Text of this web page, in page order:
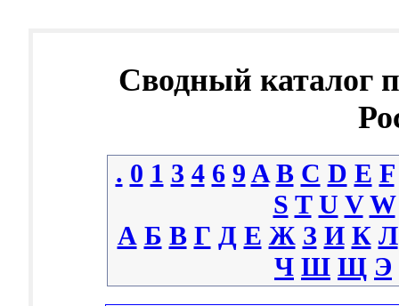
Сводный каталог
. 0 1 3 4 6 9 A B C D E F
S T U V W
А Б В Г Д Е Ж З И К Л
Ч Ш Щ Э